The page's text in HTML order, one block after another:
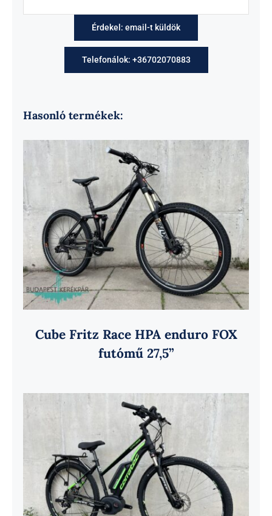
Érdekel: email-t küldök
Telefonálok: +36702070883
Hasonló termékek:
Cube Fritz Race HPA enduro FOX
futómű 27,5”